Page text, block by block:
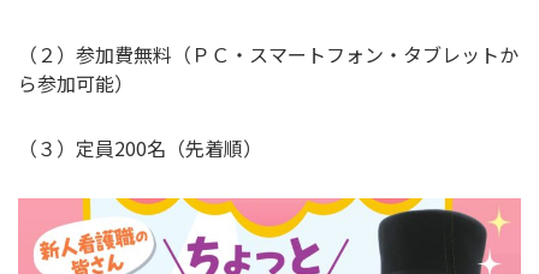
（２）参加費無料（ＰＣ・スマートフォン・タブレットか
ら参加可能）
（３）定員200名（先着順）